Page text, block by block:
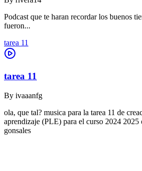
Podcast que te haran recordar los buenos
fueron...
tarea 11
tarea 11
By ivaaanfg
ola, que tal? musica para la tarea 11 de
aprendizaje (PLE) para el curso 2024 2025
gonsales